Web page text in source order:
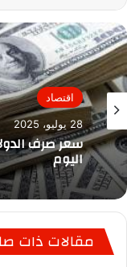
اقتصاد
28 يوليو، 2025
سعر صرف
اليوم
مقالات ذات